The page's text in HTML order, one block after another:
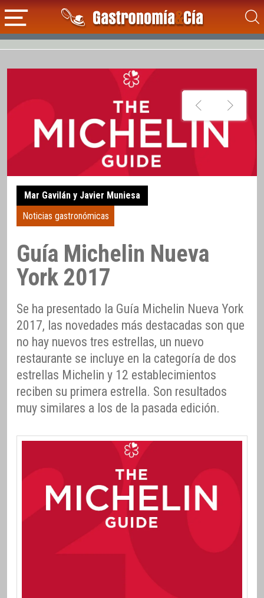
Mar Gavilán y Javier Muniesa
Noticias gastronómicas
Guía Michelin Nueva
York 2017
Se ha presentado la Guía Michelin Nueva York
2017, las novedades más destacadas son que
no hay nuevos tres estrellas, un nuevo
restaurante se incluye en la categoría de dos
estrellas Michelin y 12 establecimientos
reciben su primera estrella. Son resultados
muy similares a los de la pasada edición.